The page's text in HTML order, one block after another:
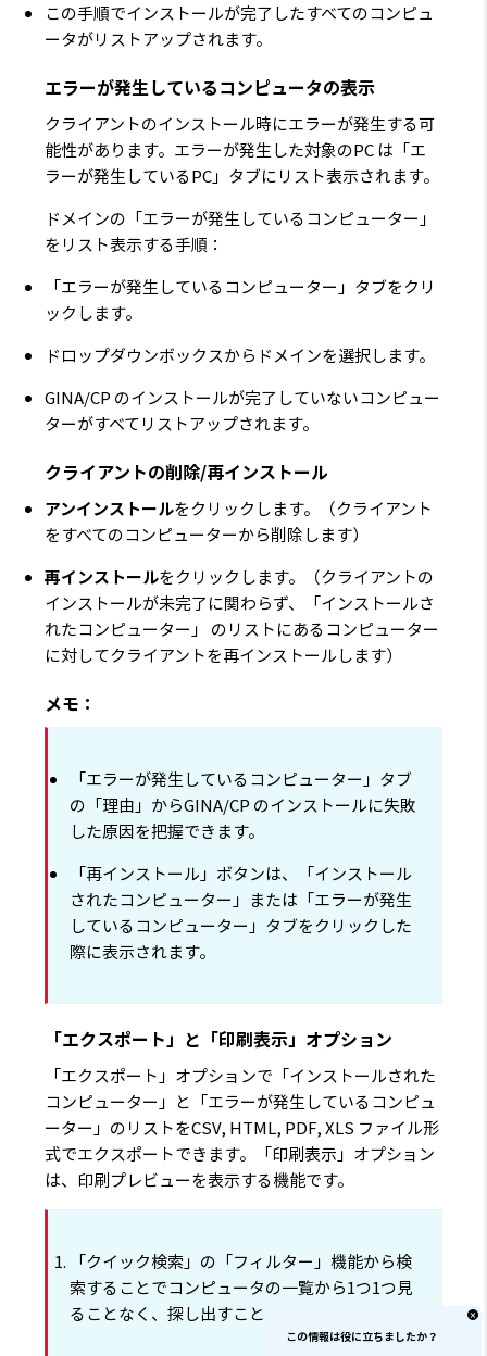
この手順でインストールが完了したすべてのコンピュ
ータがリストアップされます。
エラーが発生しているコンピュータの表示
クライアントのインストール時にエラーが発生する可
能性があります。エラーが発生した対象のPC は「エ
ラーが発生しているPC」タブにリスト表示されます。
ドメインの「エラーが発生しているコンピューター」
をリスト表示する手順：
「エラーが発生しているコンピューター」タブをクリ
ックします。
ドロップダウンボックスからドメインを選択します。
GINA/CP のインストールが完了していないコンピュー
ターがすべてリストアップされます。
クライアントの削除/再インストール
アンインストールをクリックします。（クライアント
をすべてのコンピューターから削除します）
再インストールをクリックします。（クライアントの
インストールが未完了に関わらず、「インストールさ
れたコンピューター」 のリストにあるコンピューター
に対してクライアントを再インストールします）
メモ：
「エラーが発生しているコンピューター」タブ
の「理由」からGINA/CP のインストールに失敗
した原因を把握できます。
「再インストール」ボタンは、「インストール
されたコンピューター」または「エラーが発生
しているコンピューター」タブをクリックした
際に表示されます。
「エクスポート」と「印刷表示」オプション
「エクスポート」オプションで「インストールされた
コンピューター」と「エラーが発生しているコンピュ
ーター」のリストをCSV, HTML, PDF, XLS ファイル形
式でエクスポートできます。「印刷表示」オプション
は、印刷プレビューを表示する機能です。
「クイック検索」の「フィルター」機能から検
索することでコンピュータの一覧から1つ1つ見
ることなく、探し出すことが可能です。
この情報は役に立ちましたか？